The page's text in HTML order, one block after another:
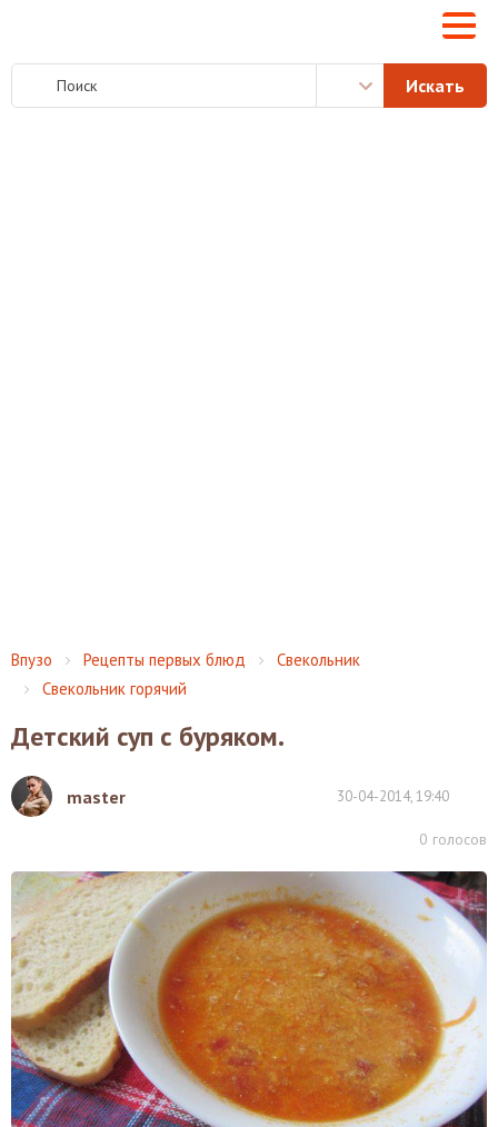
Впузо Рецепты первых блюд
Свекольник
Свекольник горячий
Детский суп с буряком.
master 30-04-2014, 19:40
0 голосов